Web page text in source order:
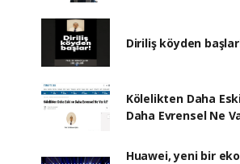
Diriliş köyden
Kölelikten Daha
Daha Evrensel Ne
Huawei, yeni bir